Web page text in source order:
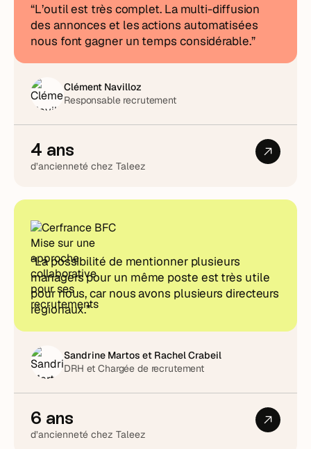
“L’outil est très complet. La multi-diffusion
des annonces et les actions automatisées
nous font gagner un temps considérable.”
Clément Navilloz
Responsable recrutement
4 ans
d’ancienneté chez Taleez
“La possibilité de mentionner plusieurs
managers pour un même poste est très utile
pour nous, car nous avons plusieurs directeurs
régionaux.”
Sandrine Martos et Rachel Crabeil
DRH et Chargée de recrutement
6 ans
d’ancienneté chez Taleez